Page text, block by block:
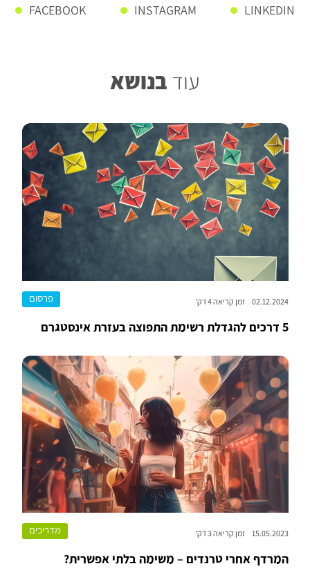
LINKEDIN
INSTAGRAM
FACEBOOK
עוד בנושא
02.12.2024 זמן קריאה 4 דק' פרסום
5 דרכים להגדלת רשימת התפוצה בעזרת אינסטגרם
15.05.2023 זמן קריאה 3 דק' מדריכים
המרדף אחרי טרנדים – משימה בלתי אפשרית?